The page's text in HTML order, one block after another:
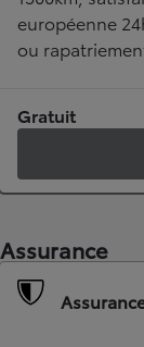
européenne
ou
Gratuit
Assurance